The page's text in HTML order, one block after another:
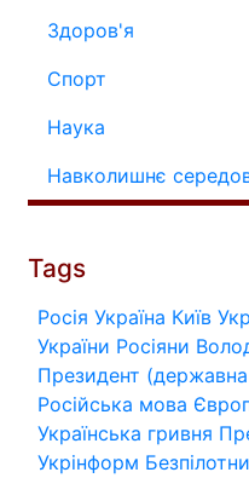
Здоров'я
Спорт
Наука
Навколишнє
Tags
Росія Україна Київ
України Росіяни
Президент
Російська мова
Українська гривня
Укрінформ